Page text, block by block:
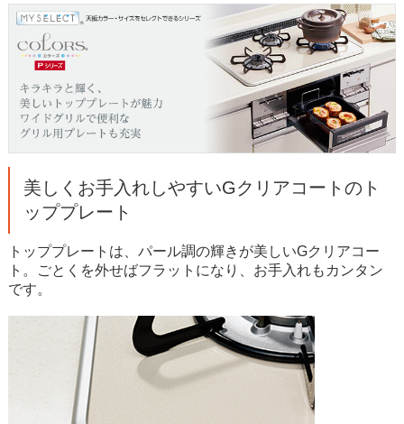
美しくお手入れしやすいGクリアコートのト
ッププレート
トッププレートは、パール調の輝きが美しいGクリアコー
ト。ごとくを外せばフラットになり、お手入れもカンタン
です。